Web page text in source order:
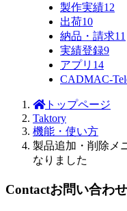
製作実績12
出荷10
納品・請求11
実績登録9
アプリ 14
CADMAC-
トップページ
Taktory
機能・使い方
製品追加・削除メ
なりました
Contactお問い合わせ